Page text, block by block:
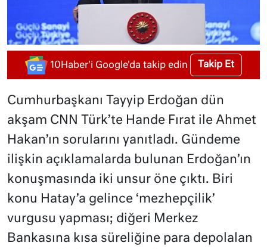
10Haber'i Google'da takip edin Takip Et
Cumhurbaşkanı Tayyip Erdoğan dün
akşam CNN Türk’te Hande Fırat ile Ahmet
Hakan’ın sorularını yanıtladı. Gündeme
ilişkin açıklamalarda bulunan Erdoğan’ın
konuşmasında iki unsur öne çıktı. Biri
konu Hatay’a gelince ‘mezhepçilik’
vurgusu yapması; diğeri Merkez
Bankasına kısa süreliğine para depolalan